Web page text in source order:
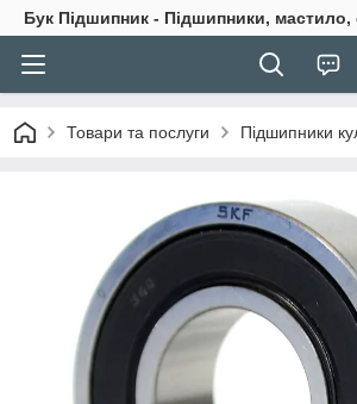
Бук Підшипник - Підшипники,
Товари та послуги Підшипники